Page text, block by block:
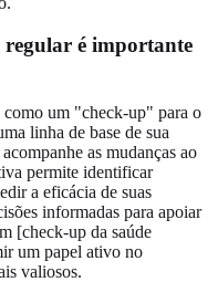
é importante
um "check-up" para o
linha de base de sua
as mudanças ao
permite identificar
a eficácia de suas
informadas para apoiar
[check-up da saúde
um papel ativo no
valiosos.